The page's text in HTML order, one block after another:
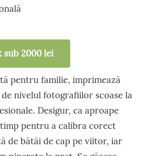
sub 2000 lei
pentru familie, imprimează
nivelul fotografiilor scoase la
Desigur, ca aproape
pentru a calibra corect
de bătăi de cap pe viitor, iar